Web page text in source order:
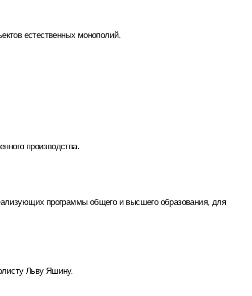
естественных монополий.
производства.
программы общего и высшего образования, для
Льву Яшину.